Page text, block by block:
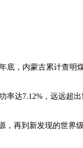
，内蒙古累计查明
达7.12%，远远超出
再到新发现的世界